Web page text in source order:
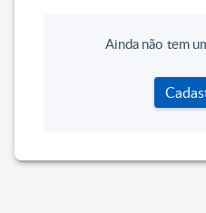
Ainda não tem